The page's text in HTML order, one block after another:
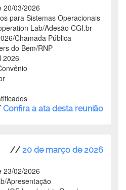
20/03/2026
para Sistemas Operacionais
Lab/Adesão CGI.br
Chamada Pública
do Bem/RNP
2026
Confira a ata desta reunião
// 20 de março de 2026
23/02/2026
Apresentação